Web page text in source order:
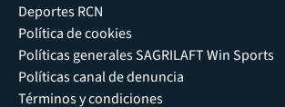
Deportes RCN
Política de cookies
Políticas generales SAGRILAFT Win Sports
Políticas canal de denuncia
Términos y condiciones